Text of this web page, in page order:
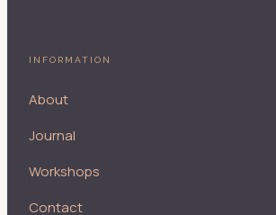
INFORMATION
About
Journal
Workshops
Contact